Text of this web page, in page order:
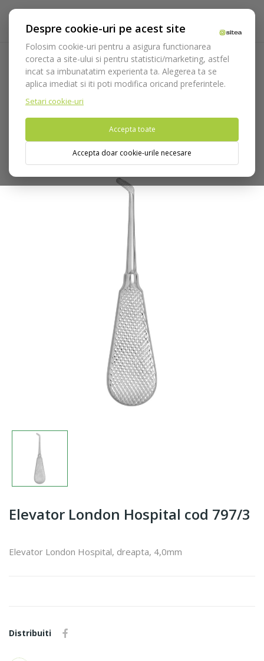
Despre cookie-uri pe acest site
Folosim cookie-uri pentru a asigura functionarea
corecta a site-ului si pentru statistici/marketing, astfel
incat sa imbunatatim experienta ta. Alegerea ta se
aplica imediat si iti poti modifica oricand preferintele.
Setari cookie-uri
Accepta toate
Accepta doar cookie-urile necesare
Acasa Instrumentar
Chirurgie si implantologie
Instrumentar extractie
Elevatoare / Luxatoare
Elevator
London Hospital cod 797/3
Nu puteti plasa comenzi din tara din care accesati website-ul
(United States).
Elevator London Hospital cod 797/3
Elevator London Hospital, dreapta, 4,0mm
Distribuiti